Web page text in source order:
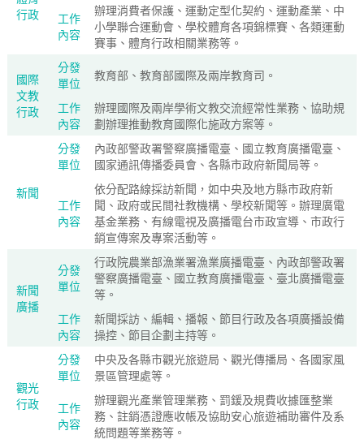
行政
工作
內容
辦理消費者保護、運動定型化契約、運動產業、中
小學聯合運動會、學校體育各項錦標賽、各類運動
賽事、體育行政相關業務等。
國際
文教
行政
分發
單位
教育部、教育部國際及兩岸教育司。
工作
內容
辦理國際及兩岸學術文教交流經常性業務、協助規
劃辦理推動教育國際化施政方案等。
新聞
分發
單位
內政部警政署警察廣播電臺、國立教育廣播電臺、
國家通訊傳播委員會、各縣市政府新聞局等。
工作
內容
依分配路線採訪新聞，如中央及地方縣市政府新
聞、政府或民間社教機構、學校新聞等。辦理廣電
基金業務、有線電視及廣播電台市政宣導、市政行
銷宣傳案及專案活動等。
新聞
廣播
分發
單位
行政院農業部漁業署漁業廣播電臺、內政部警政署
警察廣播電臺、國立教育廣播電臺、臺北廣播電臺
等。
工作
內容
新聞採訪、編輯、播報、節目行政及各項廣播設備
操控、節目企劃主持等。
觀光
行政
分發
單位
中央及各縣市觀光旅遊局、觀光傳播局、各國家風
景區管理處等。
工作
內容
辦理觀光產業管理業務、罰鍰及規費收據匯整業
務、註銷憑證應收帳及協助安心旅遊補助審件及系
統問題等業務等。